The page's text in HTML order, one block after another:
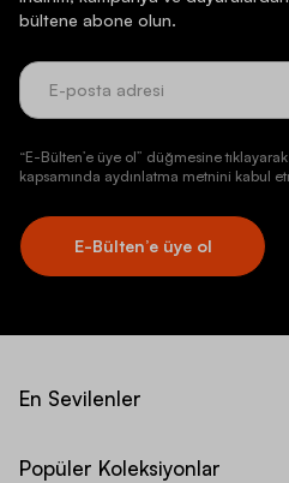
bültene abone olun.
“E-Bülten’e üye ol” düğmesine
kapsamında aydınlatma metnini kabul
E-Bülten’e üye ol
En Sevilenler
Popüler Koleksiyonlar